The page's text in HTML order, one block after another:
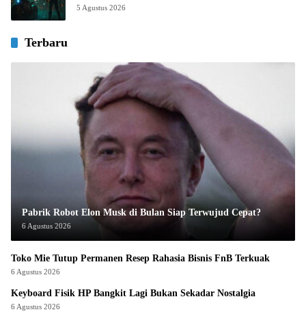
5 Agustus 2026
Terbaru
Pabrik Robot Elon Musk di Bulan Siap Terwujud Cepat?
6 Agustus 2026
Toko Mie Tutup Permanen Resep Rahasia Bisnis FnB Terkuak
6 Agustus 2026
Keyboard Fisik HP Bangkit Lagi Bukan Sekadar Nostalgia
6 Agustus 2026